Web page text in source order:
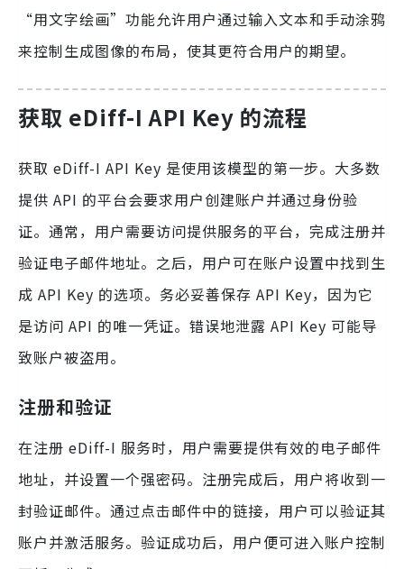
“用文字绘画”功能允许用户通过输入文本和手动涂鸦
来控制生成图像的布局，使其更符合用户的期望。
获取 eDiff-I API Key 的流程
获取 eDiff-I API Key 是使用该模型的第一步。大多数
提供 API 的平台会要求用户创建账户并通过身份验
证。通常，用户需要访问提供服务的平台，完成注册并
验证电子邮件地址。之后，用户可在账户设置中找到生
成 API Key 的选项。务必妥善保存 API Key，因为它
是访问 API 的唯一凭证。错误地泄露 API Key 可能导
致账户被盗用。
注册和验证
在注册 eDiff-I 服务时，用户需要提供有效的电子邮件
地址，并设置一个强密码。注册完成后，用户将收到一
封验证邮件。通过点击邮件中的链接，用户可以验证其
账户并激活服务。验证成功后，用户便可进入账户控制